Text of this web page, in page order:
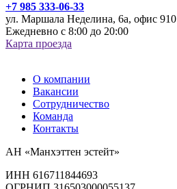
+7 985 333-06-33
ул. Маршала Неделина, 6а, офис 910
Ежедневно с 8:00 до 20:00
Карта проезда
О компании
Вакансии
Сотрудничество
Команда
Контакты
АН «Манхэттен эстейт»
ИНН 616711844693